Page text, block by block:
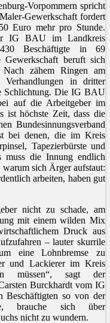
Vorpommern spricht
Gewerkschaft fordert
Euro mehr pro Stunde.
IG BAU im Landkreis
430 Beschäftigte in 69
Gewerkschaft beruft sich
zähem Ringen am
in dritter
Schlichtung. Die IG BAU
auf die Arbeitgeber im
ist höchste Zeit, dass die
Bundesinnungsverband
bei denen, die im Kreis
Tapezierbürste und
muss die Innung endlich
sich Ärger aufstaut:
arbeiten, haben gut
nicht zu schade, am
mit einem wilden Mix
Druck aus
– lauter skurrile
eine Lohnbremse zu
und Lackierer im Kreis
müssen“, sagt der
Burckhardt vom IG
Beschäftigten so von der
brauche sich über
nicht zu wundern.